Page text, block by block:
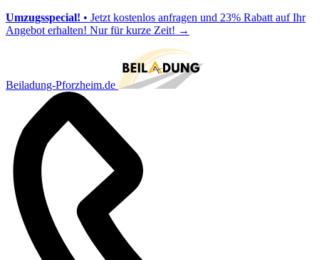
Umzugsspecial! • Jetzt kostenlos anfragen und 23% Rabatt auf Ihr
Angebot erhalten! Nur für kurze Zeit! →
Beiladung-Pforzheim.de